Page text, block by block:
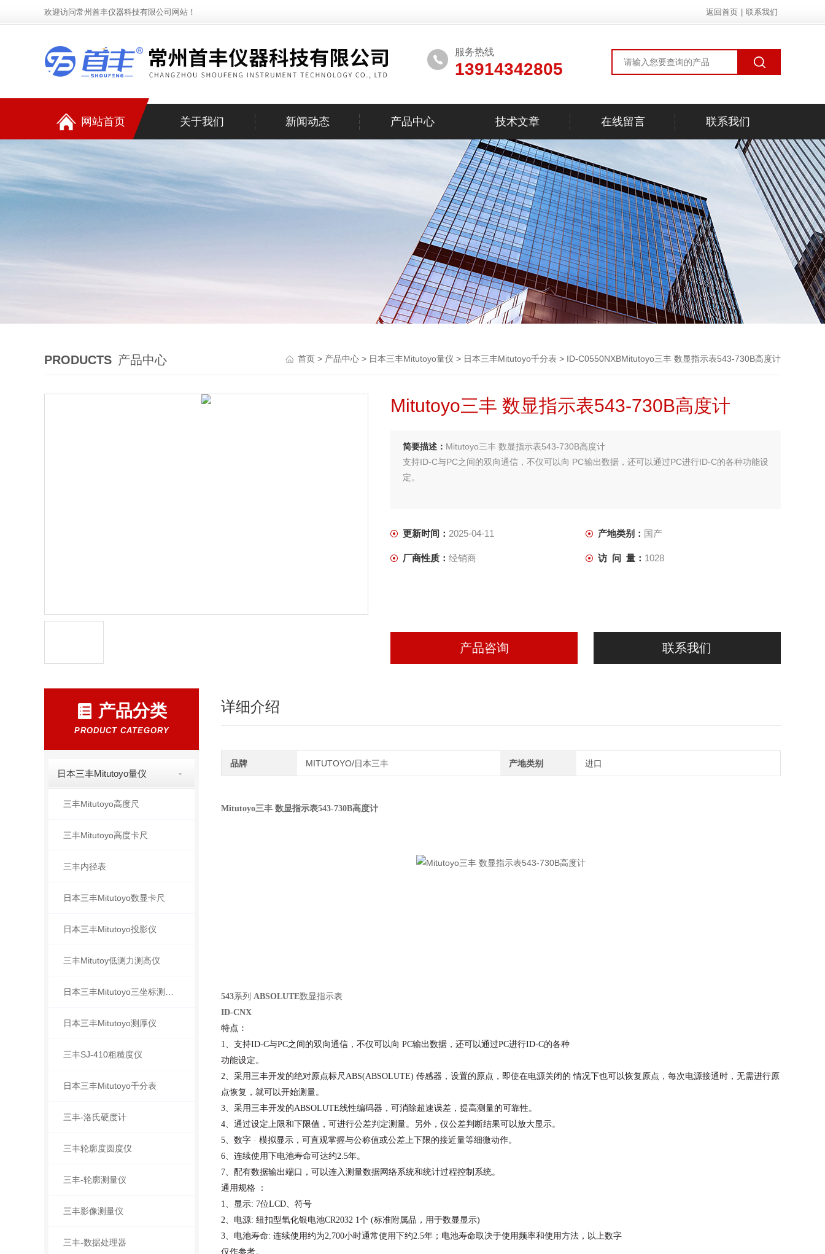
欢迎访问常州首丰仪器科技有限公司网站！ 返回首页 联系我们
服务热线
13914342805
网站首页 关于我们 新闻动态 产品中心 技术文章 在线留言 联系我们
PRODUCTS 产品中心 首页 > 产品中心 > 日本三丰Mitutoyo量仪 > 日本三丰Mitutoyo千分表 > ID-C0550NXBMitutoyo三丰 数显指示表543-730B高度计
Mitutoyo三丰 数显指示表543-730B高度计
简要描述： Mitutoyo三丰 数显指示表543-730B高度计
支持ID-C与PC之间的双向通信，不仅可以向 PC输出数据，还可以通过PC进行ID-C的各种功能设
定。
更新时间： 2025-04-11 产地类别： 国产
厂商性质： 经销商 访 问 量： 1028
产品咨询 联系我们
产品分类
PRODUCT CATEGORY
日本三丰Mitutoyo量仪
三丰Mitutoyo高度尺
三丰Mitutoyo高度卡尺
三丰内径表
日本三丰Mitutoyo数显卡尺
日本三丰Mitutoyo投影仪
三丰Mitutoy低测力测高仪
日本三丰Mitutoyo测厚仪
三丰SJ-410粗糙度仪
日本三丰Mitutoyo千分表
三丰-洛氏硬度计
三丰轮廓度圆度仪
三丰-轮廓测量仪
三丰影像测量仪
三丰-数据处理器
详细介绍
品牌 MITUTOYO/日本三丰 产地类别 进口
Mitutoyo三丰 数显指示表543-730B高度计
543系列 ABSOLUTE数显指示表
ID-CNX
特点：
1、支持ID-C与PC之间的双向通信，不仅可以向 PC输出数据，还可以通过PC进行ID-C的各种
功能设定。
2、采用三丰开发的绝对原点标尺ABS(ABSOLUTE) 传感器，设置的原点，即使在电源关闭的 情况下也可以恢复原点，每次电源接通时，无需进行原
点恢复，就可以开始测量。
3、采用三丰开发的ABSOLUTE线性编码器，可消除超速误差，提高测量的可靠性。
4、通过设定上限和下限值，可进行公差判定测量。另外，仅公差判断结果可以放大显示。
5、数字 · 模拟显示，可直观掌握与公称值或公差上下限的接近量等细微动作。
6、连续使用下电池寿命可达约2.5年。
7、配有数据输出端口，可以连入测量数据网络系统和统计过程控制系统。
通用规格
：
1、显示: 7位LCD、符号
2、电源: 纽扣型氧化银电池CR2032 1个 (标准附属品，用于数显显示)
3、电池寿命: 连续使用约为2,700小时通常使用下约2.5年；电池寿命取决于使用频率和使用方法，以上数字
仅作参考。